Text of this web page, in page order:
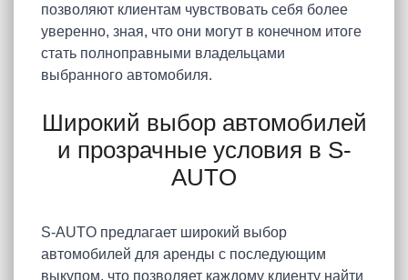
позволяют клиентам чувствовать себя более
уверенно, зная, что они могут в конечном итоге
стать полноправными владельцами
выбранного автомобиля.
Широкий выбор автомобилей
и прозрачные условия в S-
AUTO
S-AUTO предлагает широкий выбор
автомобилей для аренды с последующим
выкупом, что позволяет каждому клиенту найти